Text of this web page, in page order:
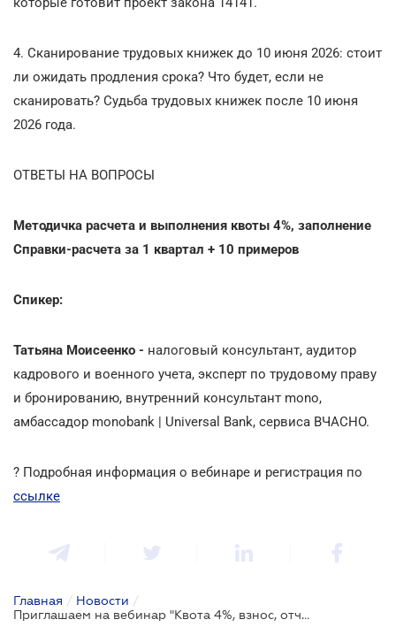
4. Сканирование трудовых книжек до 10 июня 2026: стоит
ли ожидать продления срока? Что будет, если не
сканировать? Судьба трудовых книжек после 10 июня
2026 года.
ОТВЕТЫ НА ВОПРОСЫ
Методичка расчета и выполнения квоты 4%, заполнение
Справки-расчета за 1 квартал + 10 примеров
Спикер:
Татьяна Моисеенко - налоговый консультант, аудитор
кадрового и военного учета, эксперт по трудовому праву
и бронированию, внутренний консультант mono,
амбассадор monobank | Universal Bank, сервиса ВЧАСНО.
? Подробная информация о вебинаре и регистрация по
ссылке
Главная / Новости /
Приглашаем на вебинар "Квота 4%, взнос, отчетность за 1 квартал. ЕРК-КП с 2 мая. Трудовые книжки до 10 июня"